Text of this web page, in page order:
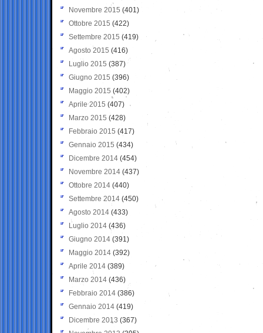
Novembre 2015 (401)
Ottobre 2015 (422)
Settembre 2015 (419)
Agosto 2015 (416)
Luglio 2015 (387)
Giugno 2015 (396)
Maggio 2015 (402)
Aprile 2015 (407)
Marzo 2015 (428)
Febbraio 2015 (417)
Gennaio 2015 (434)
Dicembre 2014 (454)
Novembre 2014 (437)
Ottobre 2014 (440)
Settembre 2014 (450)
Agosto 2014 (433)
Luglio 2014 (436)
Giugno 2014 (391)
Maggio 2014 (392)
Aprile 2014 (389)
Marzo 2014 (436)
Febbraio 2014 (386)
Gennaio 2014 (419)
Dicembre 2013 (367)